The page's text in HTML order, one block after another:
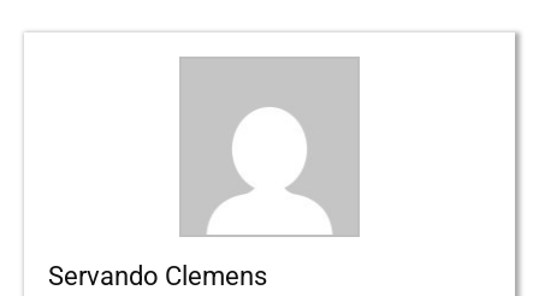
Servando Clemens